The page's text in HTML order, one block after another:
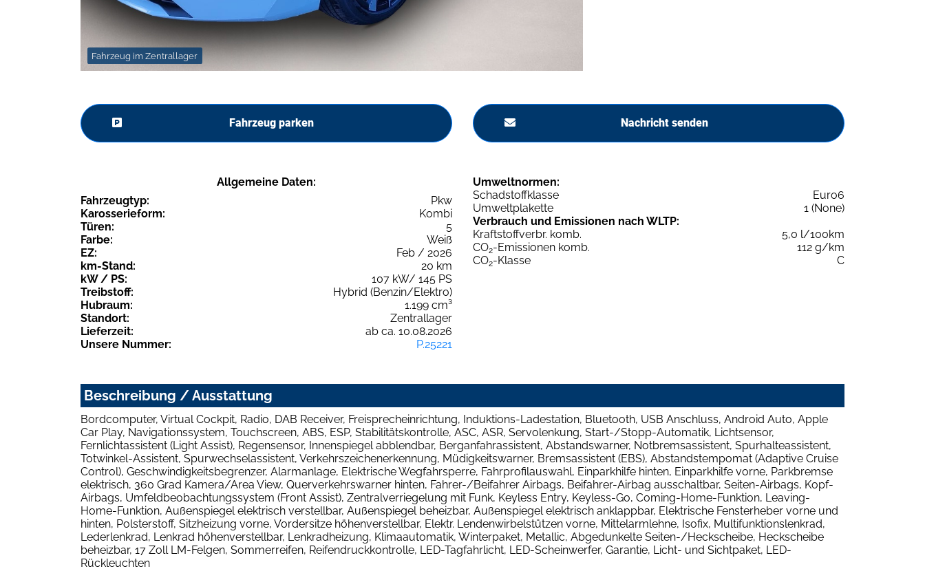
Fahrzeug im Zentrallager
Fahrzeug parken Nachricht senden
Allgemeine Daten:
Fahrzeugtyp:
Pkw
Karosserieform:
Kombi
Türen:
5
Farbe:
Weiß
EZ:
Feb / 2026
km-Stand:
20 km
kW / PS:
107 kW/ 145 PS
Treibstoff:
Hybrid (Benzin/Elektro)
Hubraum:
1.199 cm³
Standort:
Zentrallager
Lieferzeit:
ab ca. 10.08.2026
Unsere Nummer:
P.25221
Umweltnormen:
Schadstoffklasse
Euro6
Umweltplakette
1 (None)
Verbrauch und Emissionen nach WLTP:
Kraftstoffverbr. komb.
5,0 l/100km
CO2-Emissionen komb.
112 g/km
CO2-Klasse C
Beschreibung / Ausstattung
Bordcomputer, Virtual Cockpit, Radio, DAB Receiver, Freisprecheinrichtung, Induktions-Ladestation, Bluetooth, USB Anschluss, Android Auto, Apple
Car Play, Navigationssystem, Touchscreen, ABS, ESP, Stabilitätskontrolle, ASC, ASR, Servolenkung, Start-/Stopp-Automatik, Lichtsensor,
Fernlichtassistent (Light Assist), Regensensor, Innenspiegel abblendbar, Berganfahrassistent, Abstandswarner, Notbremsassistent, Spurhalteassistent,
Totwinkel-Assistent, Spurwechselassistent, Verkehrszeichenerkennung, Müdigkeitswarner, Bremsassistent (EBS), Abstandstempomat (Adaptive Cruise
Control), Geschwindigkeitsbegrenzer, Alarmanlage, Elektrische Wegfahrsperre, Fahrprofilauswahl, Einparkhilfe hinten, Einparkhilfe vorne, Parkbremse
elektrisch, 360 Grad Kamera/Area View, Querverkehrswarner hinten, Fahrer-/Beifahrer Airbags, Beifahrer-Airbag ausschaltbar, Seiten-Airbags, Kopf-
Airbags, Umfeldbeobachtungssystem (Front Assist), Zentralverriegelung mit Funk, Keyless Entry, Keyless-Go, Coming-Home-Funktion, Leaving-
Home-Funktion, Außenspiegel elektrisch verstellbar, Außenspiegel beheizbar, Außenspiegel elektrisch anklappbar, Elektrische Fensterheber vorne und
hinten, Polsterstoff, Sitzheizung vorne, Vordersitze höhenverstellbar, Elektr. Lendenwirbelstützen vorne, Mittelarmlehne, Isofix, Multifunktionslenkrad,
Lederlenkrad, Lenkrad höhenverstellbar, Lenkradheizung, Klimaautomatik, Winterpaket, Metallic, Abgedunkelte Seiten-/Heckscheibe, Heckscheibe
beheizbar, 17 Zoll LM-Felgen, Sommerreifen, Reifendruckkontrolle, LED-Tagfahrlicht, LED-Scheinwerfer, Garantie, Licht- und Sichtpaket, LED-
Rückleuchten